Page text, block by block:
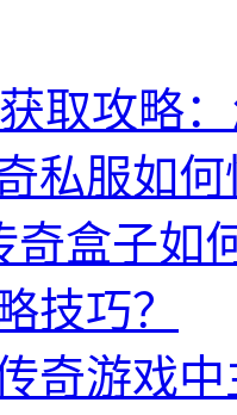
取攻略
私服如
奇盒子如
技巧？
奇游戏